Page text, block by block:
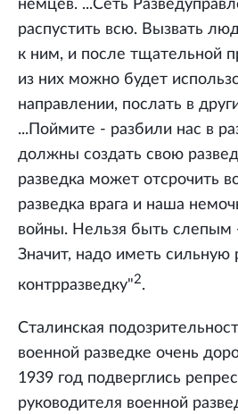
немцев. ...Сеть
распустить всю. Вызвать
к ним, и после тщательной
из них можно будет
направлении, послать в
...Поймите - разбили нас в
должны создать свою
разведка может отсрочить
разведка врага и наша
войны. Нельзя быть слепым
Значит, надо иметь сильную
контрразведку"2.
Сталинская
военной разведке очень
1939 год подверглись
руководителя военной